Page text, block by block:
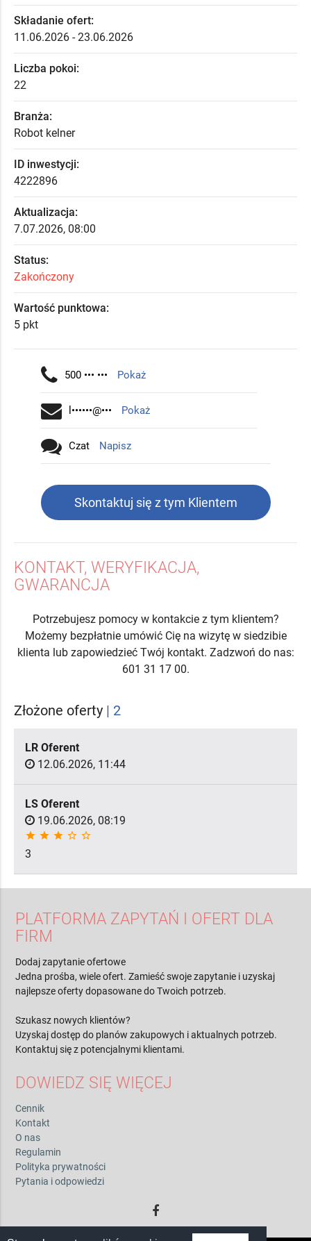
Składanie ofert:
11.06.2026 - 23.06.2026
Liczba pokoi:
22
Branża:
Robot kelner
ID inwestycji:
4222896
Aktualizacja:
7.07.2026, 08:00
Status:
Zakończony
Wartość punktowa:
5 pkt
500 ••• ••• Pokaż
l••••••@••• Pokaż
Czat Napisz
Skontaktuj się z tym Klientem
KONTAKT, WERYFIKACJA,
GWARANCJA
Potrzebujesz pomocy w kontakcie z tym klientem?
Możemy bezpłatnie umówić Cię na wizytę w siedzibie
klienta lub zapowiedzieć Twój kontakt. Zadzwoń do nas:
601 31 17 00.
Złożone oferty | 2
LR Oferent
12.06.2026, 11:44
LS Oferent
19.06.2026, 08:19
star star star star_border star_border
3
PLATFORMA ZAPYTAŃ I OFERT DLA
FIRM
Dodaj zapytanie ofertowe
Jedna prośba, wiele ofert. Zamieść swoje zapytanie i uzyskaj
najlepsze oferty dopasowane do Twoich potrzeb.
Szukasz nowych klientów?
Uzyskaj dostęp do planów zakupowych i aktualnych potrzeb.
Kontaktuj się z potencjalnymi klientami.
DOWIEDZ SIĘ WIĘCEJ
Cennik
Kontakt
O nas
Regulamin
Polityka prywatności
Pytania i odpowiedzi